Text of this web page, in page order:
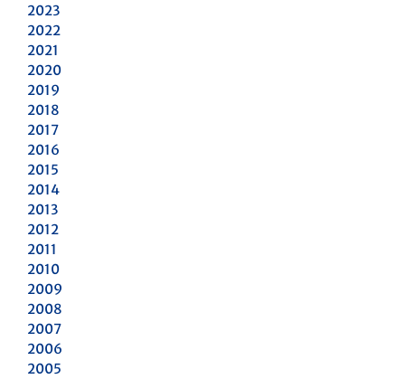
2023
2022
2021
2020
2019
2018
2017
2016
2015
2014
2013
2012
2011
2010
2009
2008
2007
2006
2005